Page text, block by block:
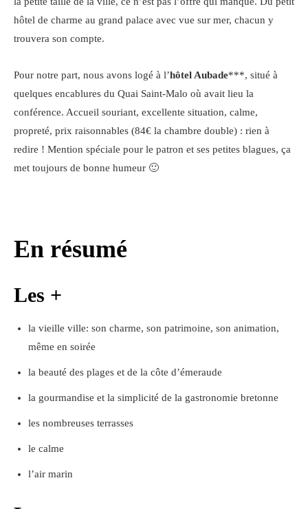
hôtel de charme au grand palace avec vue sur mer, chacun y
trouvera son compte.
Pour notre part, nous avons logé à l’hôtel Aubade***, situé à
quelques encablures du Quai Saint-Malo où avait lieu la
conférence. Accueil souriant, excellente situation, calme,
propreté, prix raisonnables (84€ la chambre double) : rien à
redire ! Mention spéciale pour le patron et ses petites blagues, ça
met toujours de bonne humeur 🙂
En résumé
Les +
la vieille ville: son charme, son patrimoine, son animation,
même en soirée
la beauté des plages et de la côte d’émeraude
la gourmandise et la simplicité de la gastronomie bretonne
les nombreuses terrasses
le calme
l’air marin